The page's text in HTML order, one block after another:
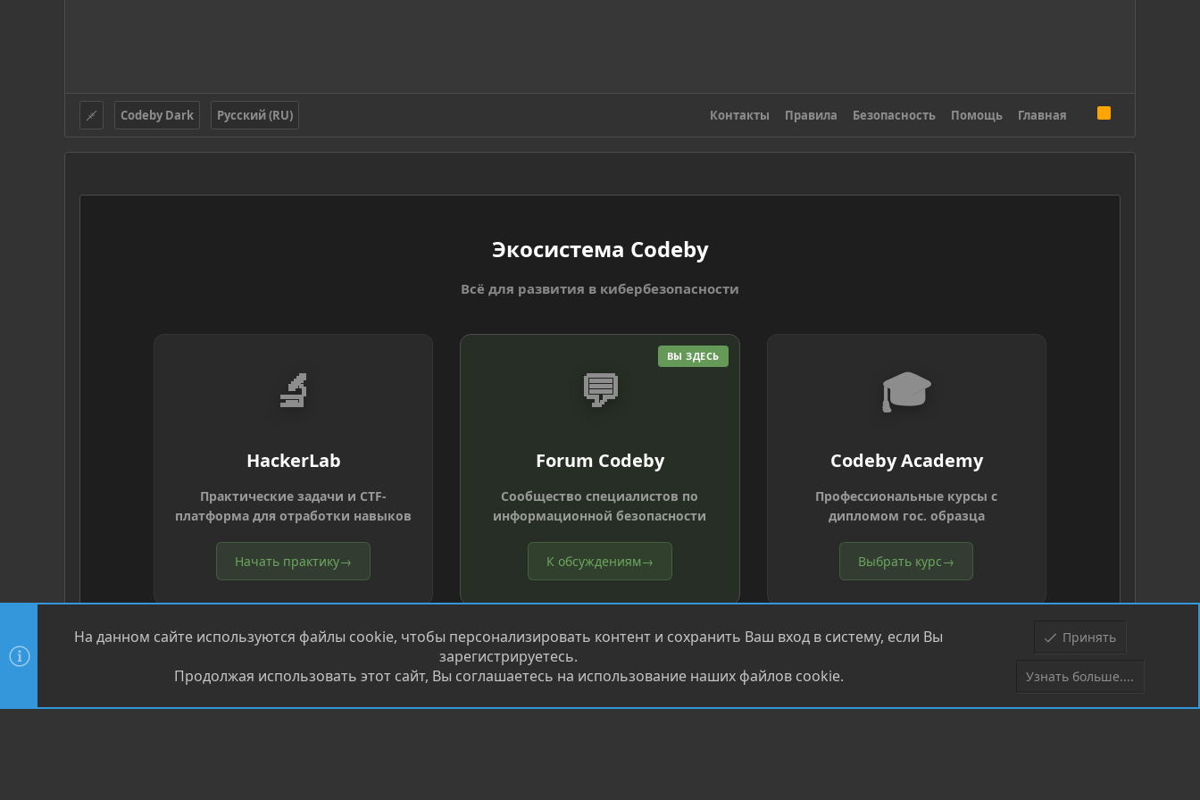
Codeby Dark Русский (RU) Контакты Правила Безопасность Помощь Главная
S
Экосистема Codeby
Всё для развития в кибербезопасности
🔬
HackerLab
Практические задачи и CTF-
платформа для отработки навыков
Начать практику→
ВЫ ЗДЕСЬ
💬
Forum Codeby
Сообщество специалистов по
информационной безопасности
К обсуждениям→
🎓
Codeby Academy
Профессиональные курсы с
дипломом гос. образца
Выбрать курс→
Community platform by XenForo ® © 2010-2026 XenForo Ltd. Перевод от Jumuro® Верх
На данном сайте используются файлы cookie, чтобы персонализировать контент и сохранить Ваш вход в систему, если Вы
зарегистрируетесь.
Продолжая использовать этот сайт, Вы соглашаетесь на использование наших файлов cookie.
Принять
Узнать больше....